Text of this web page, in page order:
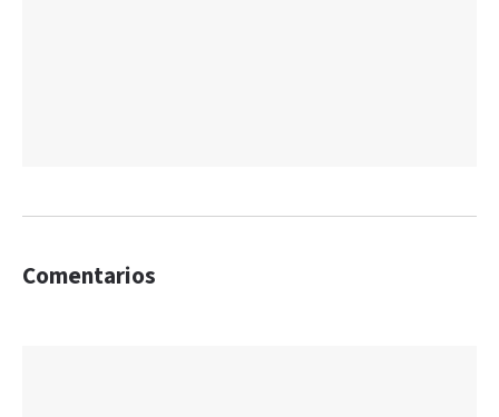
Comentarios